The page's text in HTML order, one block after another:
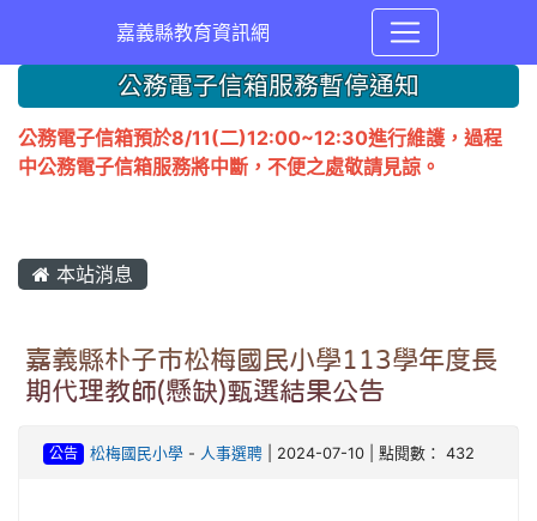
嘉義縣教育資訊網
公務電子信箱服務暫停通知
公務電子信箱預於8/11(二)12:00~12:30進行維護，過程
中公務電子信箱服務將中斷，不便之處敬請見諒。
本站消息
嘉義縣朴子市松梅國民小學113學年度長
期代理教師(懸缺)甄選結果公告
公告 松梅國民小學- 人事選聘| 2024-07-10 | 點閱數： 432